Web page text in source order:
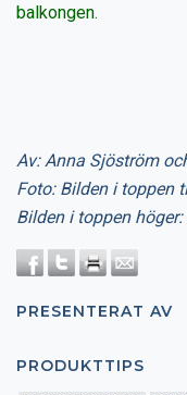
balkongen.
Av: Anna Sjöström
Foto: Bilden i toppen
Bilden i toppen
PRESENTERAT AV
PRODUKTTIPS